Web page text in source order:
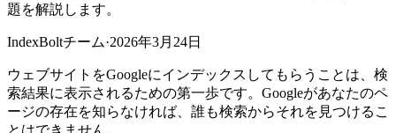
題を解説します。
IndexBoltチーム·2026年3月24日
ウェブサイトをGoogleにインデックスしてもらうことは、検
索結果に表示されるための第一歩です。Googleがあなたのペ
ージの存在を知らなければ、誰も検索からそれを見つけるこ
とはできません。